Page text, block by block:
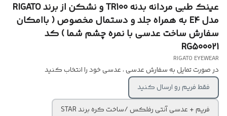
عینک طبی مردانه بدنه TR100 و نشکن از برند RIGATO
مدل E4 به همراه جلد و دستمال مخصوص ( باامکان
سفارش ساخت عدسی با نمره چشم شما ) کد
RG500021
RIGATO EYEWEAR
در صورت تمایل به سفارش عدسی ، عدسی خود را انتخاب کنید
فقط فریم رو ارسال کنید
فریم + عدسی آنتی رفلکس /ساخت کره برند STAR